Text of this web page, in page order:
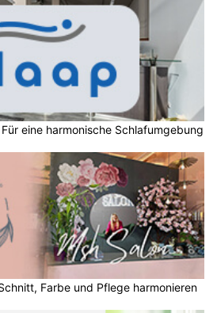
eine harmonische Schlafumgebung
Farbe und Pflege harmonieren